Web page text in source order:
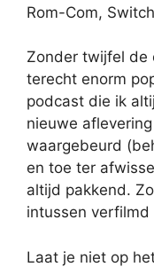
Rom-Com,
Zonder twijfel de
terecht enorm
podcast die ik
nieuwe
waargebeurd
en toe ter
altijd pakkend.
intussen verfilmd
Laat je niet op